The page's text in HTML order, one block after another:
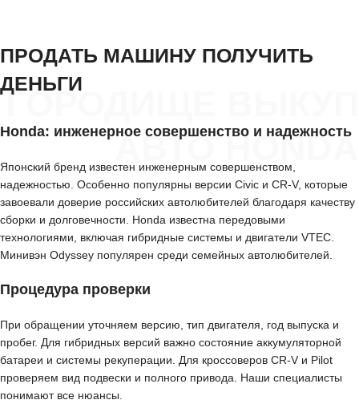
ГОРОДИЩЕ ВЫКУП
АВТО HONDA
ПРОДАТЬ МАШИНУ ПОЛУЧИТЬ
ДЕНЬГИ
Honda: инженерное совершенство и надежность
Японский бренд известен инженерным совершенством,
надежностью. Особенно популярны версии Civic и CR-V, которые
завоевали доверие российских автолюбителей благодаря качеству
сборки и долговечности. Honda известна передовыми
технологиями, включая гибридные системы и двигатели VTEC.
Минивэн Odyssey популярен среди семейных автолюбителей.
Процедура проверки
При обращении уточняем версию, тип двигателя, год выпуска и
пробег. Для гибридных версий важно состояние аккумуляторной
батареи и системы рекуперации. Для кроссоверов CR-V и Pilot
проверяем вид подвески и полного привода. Наши специалисты
понимают все нюансы.